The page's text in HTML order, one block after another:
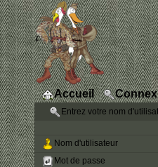
Accueil
Entrez votre nom
Nom d'utilisateur
Mot de passe